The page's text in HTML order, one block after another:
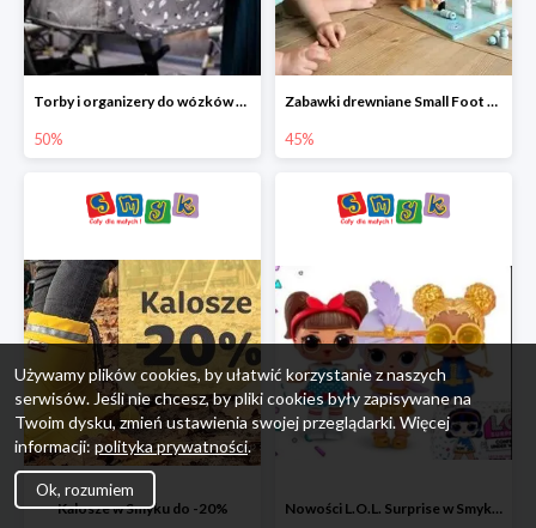
Torby i organizery do wózków w Smyku do -50%
50%
Zabawki drewniane Small Foot do -45%
45%
Kalosze w Smyku do -20% Nowości L.O.L. Surprise w Smyku do -45%
Używamy plików cookies, by ułatwić korzystanie z naszych
serwisów. Jeśli nie chcesz, by pliki cookies były zapisywane na
Twoim dysku, zmień ustawienia swojej przeglądarki. Więcej
informacji: polityka prywatności.
Ok, rozumiem